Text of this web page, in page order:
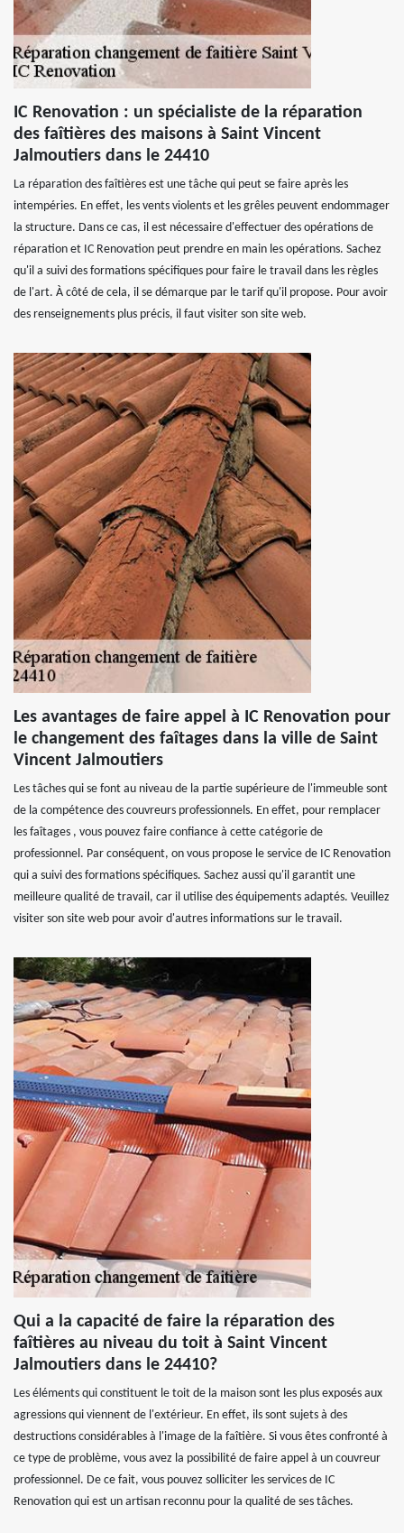
IC Renovation : un spécialiste de la réparation
des faîtières des maisons à Saint Vincent
Jalmoutiers dans le 24410
La réparation des faîtières est une tâche qui peut se faire après les
intempéries. En effet, les vents violents et les grêles peuvent endommager
la structure. Dans ce cas, il est nécessaire d'effectuer des opérations de
réparation et IC Renovation peut prendre en main les opérations. Sachez
qu'il a suivi des formations spécifiques pour faire le travail dans les règles
de l'art. À côté de cela, il se démarque par le tarif qu'il propose. Pour avoir
des renseignements plus précis, il faut visiter son site web.
Les avantages de faire appel à IC Renovation pour
le changement des faîtages dans la ville de Saint
Vincent Jalmoutiers
Les tâches qui se font au niveau de la partie supérieure de l'immeuble sont
de la compétence des couvreurs professionnels. En effet, pour remplacer
les faîtages , vous pouvez faire confiance à cette catégorie de
professionnel. Par conséquent, on vous propose le service de IC Renovation
qui a suivi des formations spécifiques. Sachez aussi qu'il garantit une
meilleure qualité de travail, car il utilise des équipements adaptés. Veuillez
visiter son site web pour avoir d'autres informations sur le travail.
Qui a la capacité de faire la réparation des
faîtières au niveau du toit à Saint Vincent
Jalmoutiers dans le 24410?
Les éléments qui constituent le toit de la maison sont les plus exposés aux
agressions qui viennent de l'extérieur. En effet, ils sont sujets à des
destructions considérables à l'image de la faîtière. Si vous êtes confronté à
ce type de problème, vous avez la possibilité de faire appel à un couvreur
professionnel. De ce fait, vous pouvez solliciter les services de IC
Renovation qui est un artisan reconnu pour la qualité de ses tâches.